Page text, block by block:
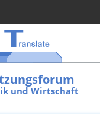
und Wirtschaft